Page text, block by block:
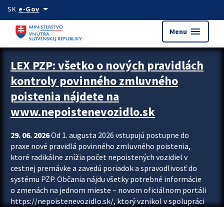
Preskocit na hlavný obsah
SK e-Govarrow_drop_down
Menu menu
Zastavit automatický posun upútavok
LEX PZP: všetko o nových pravidlách
kontroly povinného zmluvného
poistenia nájdete na
www.nepoistenevozidlo.sk
29. 06. 2026Od 1. augusta 2026 vstupujú postupne do
praxe nové pravidlá povinného zmluvného poistenia,
ktoré radikálne znížia počet nepoistených vozidiel v
cestnej premávke a zavedú poriadok a spravodlivosť do
systému PZP. Občania nájdu všetky potrebné informácie
o zmenách na jednom mieste – novom oficiálnom portáli
https://nepoistenevozidlo.sk/, ktorý vznikol v spolupráci